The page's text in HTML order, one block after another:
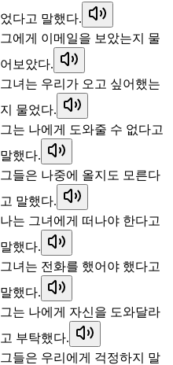
었다고 말했다.
그에게 이메일을 보았는지 물
어보았다.
그녀는 우리가 오고 싶어했는
지 물었다.
그는 나에게 도와줄 수 없다고
말했다.
그들은 나중에 올지도 모른다
고 말했다.
나는 그녀에게 떠나야 한다고
말했다.
그녀는 전화를 했어야 했다고
말했다.
그는 나에게 자신을 도와달라
고 부탁했다.
그들은 우리에게 걱정하지 말